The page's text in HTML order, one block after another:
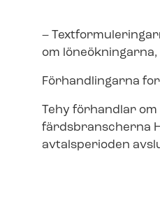
–
om
Förhandlingarna
Tehy förhandlar
färds­bran­scher­na
avtalsperioden